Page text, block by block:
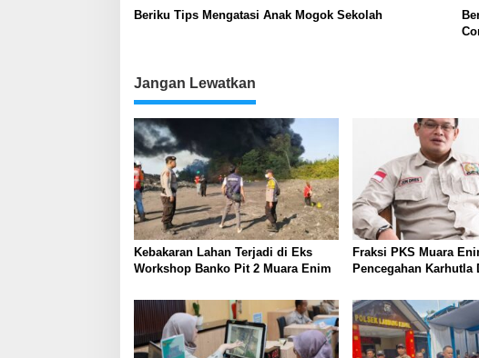
Beriku Tips Mengatasi Anak Mogok Sekolah
Jangan Lewatkan
Kebakaran Lahan Terjadi di Eks
Workshop Banko Pit 2 Muara Enim
Fraksi PKS Muara
Pencegahan Karhutla